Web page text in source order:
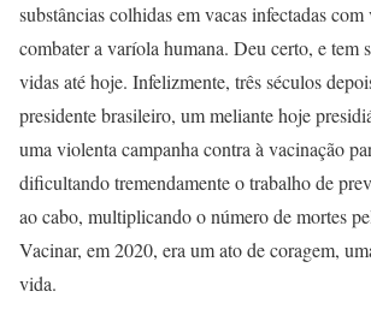
substâncias colhidas em vacas infectadas
combater a varíola humana. Deu certo, e tem
vidas até hoje. Infelizmente, três séculos
presidente brasileiro, um meliante hoje
uma violenta campanha contra à vacinação
dificultando tremendamente o trabalho de
ao cabo, multiplicando o número de mortes
Vacinar, em 2020, era um ato de coragem,
vida.